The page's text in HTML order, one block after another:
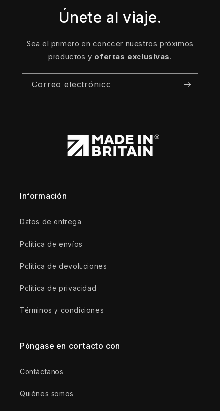
Únete al viaje.
Sea el primero en conocer nuestros próximos
productos y ofertas exclusivas.
Correo electrónico
Información
Datos de entrega
Política de envíos
Política de devoluciones
Política de privacidad
Términos y condiciones
Póngase en contacto con
Contáctanos
Quiénes somos